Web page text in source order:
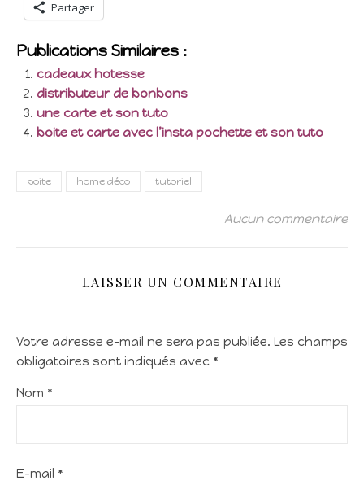
Partager
Publications Similaires :
cadeaux hotesse
distributeur de bonbons
une carte et son tuto
boite et carte avec l’insta pochette et son tuto
boite home déco tutoriel
Aucun commentaire
LAISSER UN COMMENTAIRE
Votre adresse e-mail ne sera pas publiée. Les champs
obligatoires sont indiqués avec *
Nom *
E-mail *